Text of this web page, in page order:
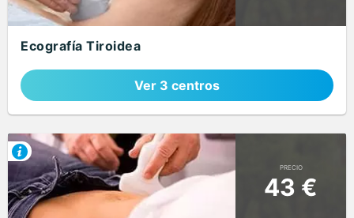
Ecografía Tiroidea
Ver 3 centros
PRECIO
43 €